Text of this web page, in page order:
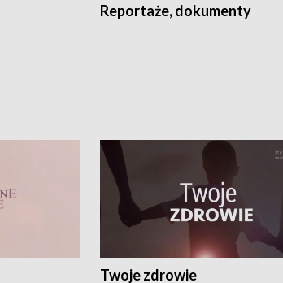
Reportaże, dokumenty
Twoje zdrowie